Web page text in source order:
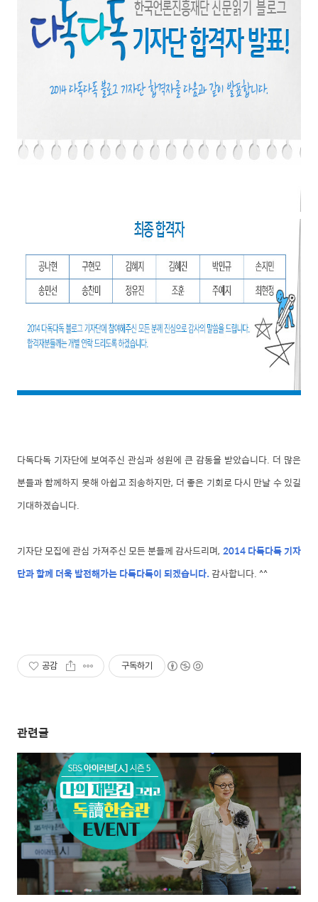
다독다독 기자단에 보여주신 관심과 성원에 큰 감동을 받았습니다. 더 많은
분들과 함께하지 못해 아쉽고 죄송하지만, 더 좋은 기회로 다시 만날 수 있길
기대하겠습니다.
기자단 모집에 관심 가져주신 모든 분들께 감사드리며, 2014 다독다독 기자
단과 함께 더욱 발전해가는 다독다독이 되겠습니다.감사합니다. ^^
공감 구독하기
관련글